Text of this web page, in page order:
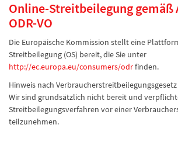
Online-Streitbeilegung gemäß
ODR-VO
Die Europäische Kommission stellt eine
Streitbeilegung (OS) bereit, die Sie unter
http://ec.europa.eu/consumers/odrfinden.
Hinweis nach Verbraucherstreitbeilegungsgesetz
Wir sind grundsätzlich nicht bereit und
Streitbeilegungsverfahren vor einer
teilzunehmen.